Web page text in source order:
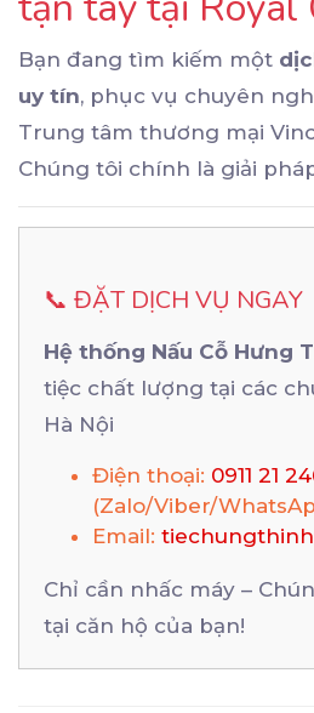
Bạn đang tìm kiếm một
uy tín, phục vụ chuyên
Trung tâm thương mại
Chúng tôi chính là giải
📞 ĐẶT DỊCH VỤ NGAY
Hệ thống Nấu Cỗ Hưng
tiệc chất lượng tại các
Hà Nội
Điện thoại: 0911 21
(Zalo/Viber/
Email:
Chỉ cần nhấc máy –
tại căn hộ của bạn!